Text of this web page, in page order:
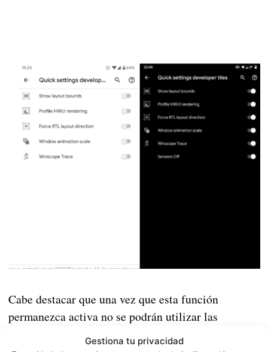
Gestiona tu privacidad
Cabe destacar que una vez que esta función
permanezca activa no se podrán utilizar las
cámaras, la brújula, el sensor de proximidad, o el